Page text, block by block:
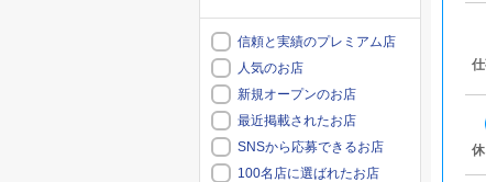
信頼と実績のプレミアム店
人気のお店
新規オープンのお店
最近掲載されたお店
SNSから応募できるお店
100名店に選ばれたお店